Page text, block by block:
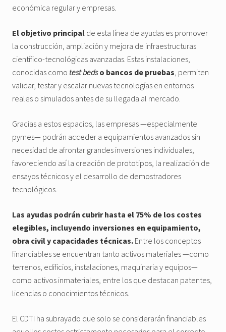
económica regular y empresas.
El objetivo principal de esta línea de ayudas es promover
la construcción, ampliación y mejora de infraestructuras
científico-tecnológicas avanzadas. Estas instalaciones,
conocidas como test bedso bancos de pruebas , permiten
validar, testar y escalar nuevas tecnologías en entornos
reales o simulados antes de su llegada al mercado.
Gracias a estos espacios, las empresas —especialmente
pymes— podrán acceder a equipamientos avanzados sin
necesidad de afrontar grandes inversiones individuales,
favoreciendo así la creación de prototipos, la realización de
ensayos técnicos y el desarrollo de demostradores
tecnológicos.
Las ayudas podrán cubrir hasta el 75% de los costes
elegibles, incluyendo inversiones en equipamiento,
obra civil y capacidades técnicas. Entre los conceptos
financiables se encuentran tanto activos materiales —como
terrenos, edificios, instalaciones, maquinaria y equipos—
como activos inmateriales, entre los que destacan patentes,
licencias o conocimientos técnicos.
El CDTI ha subrayado que solo se considerarán financiables